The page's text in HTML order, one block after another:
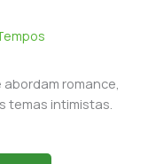
romance,
temas intimistas.